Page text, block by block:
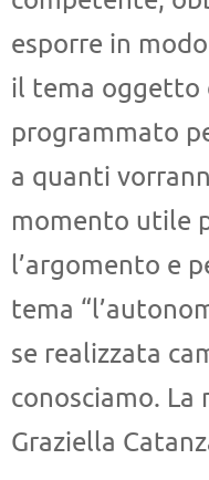
esporre in
il tema oggetto
programmato
a quanti
momento utile
l’argomento e
tema
se realizzata
conosciamo. La
Graziella